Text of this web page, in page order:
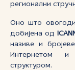
регионални
Оно што
добијена од
називе и
Интернетом и
структуром.